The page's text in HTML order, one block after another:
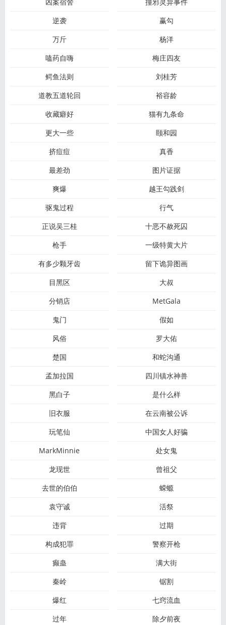
凶案宿舍
撞邪灵异事件
逆袭
赢勾
万斤
杨洋
嗑药自嗨
梅庄四友
鳄鱼法则
刘桂芳
道教五道轮回
裕容龄
收藏癖好
猫有九条命
更大一些
颐和园
挤痘痘
真香
最差劲
图片证据
爽爆
越王勾践剑
驱鬼过程
行气
正说吴三桂
十恶不赦死囚
枪手
一级特黄大片
有多少颗牙齿
留下诡异图画
目黑区
大叔
分销店
MetGala
鬼门
假如
风俗
罗大佑
楚国
和蛇沟通
孟加拉国
四川镇水神兽
黑白子
是什么样
旧衣服
在云南被公诉
玩笔仙
中国女人好骗
MarkMinnie
处女鬼
龙现世
曾祖父
去世的伯伯
蝾螈
袁守诚
活祭
违背
过期
构成犯罪
警察开枪
癫蛊
满大街
秦岭
锯割
爆红
七窍流血
过年
除夕前夜